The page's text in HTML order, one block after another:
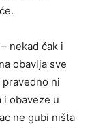
nekad čak i
obavlja sve
ni
i obaveze u
ne gubi ništa